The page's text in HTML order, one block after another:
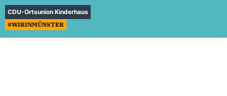
CDU-Ortsunion Kinderhaus
#WIRINMÜNSTER